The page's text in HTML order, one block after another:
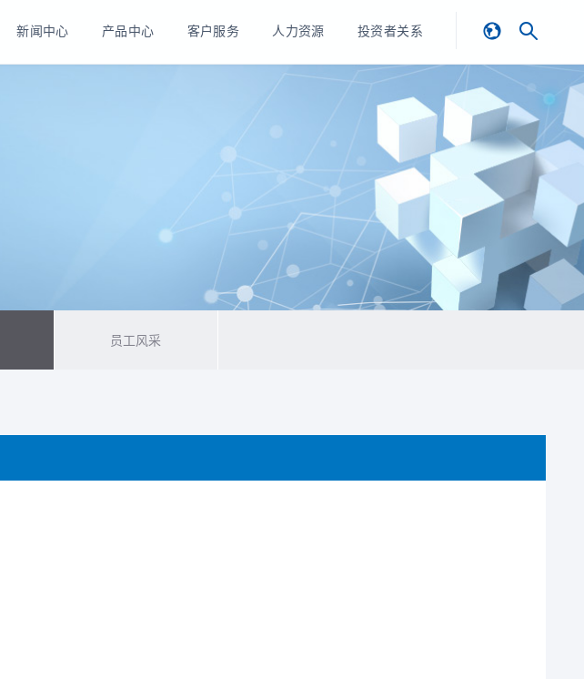
新闻中心 产品中心 客户服务 人力资源 投资者关系
员工风采